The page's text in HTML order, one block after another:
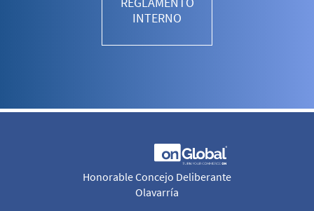
INTERNO
Honorable Concejo Deliberante
Olavarría